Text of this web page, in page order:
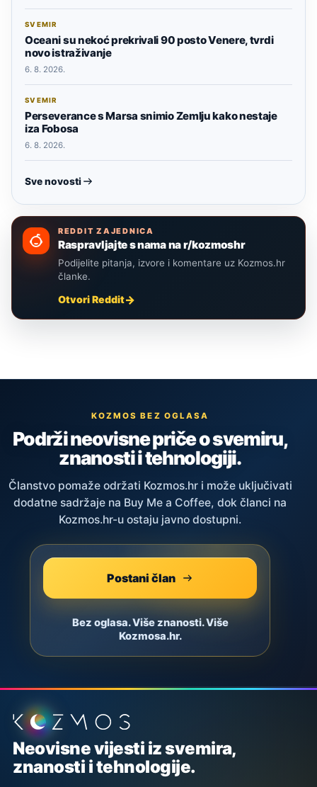
SVEMIR
Oceani su nekoć prekrivali 90 posto Venere, tvrdi
novo istraživanje
6. 8. 2026.
SVEMIR
Perseverance s Marsa snimio Zemlju kako nestaje
iza Fobosa
6. 8. 2026.
Sve novosti
REDDIT ZAJEDNICA
Raspravljajte s nama na r/kozmoshr
Podijelite pitanja, izvore i komentare uz Kozmos.hr
članke.
Otvori Reddit
KOZMOS BEZ OGLASA
Podrži neovisne priče o svemiru,
znanosti i tehnologiji.
Članstvo pomaže održati Kozmos.hr i može uključivati
dodatne sadržaje na Buy Me a Coffee, dok članci na
Kozmos.hr-u ostaju javno dostupni.
Postani član
Bez oglasa. Više znanosti. Više
Kozmosa.hr.
Podnožje stranice
Neovisne vijesti iz svemira,
znanosti i tehnologije.